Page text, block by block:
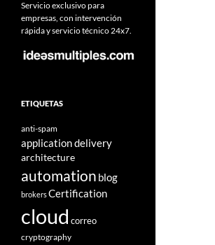
Servicio exclusivo para
empresas, con intervención
rápida y servicio técnico 24x7.
ETIQUETAS
anti-spam
application delivery
architecture
automation blog
brokersCertification
cloud correo
cryptography